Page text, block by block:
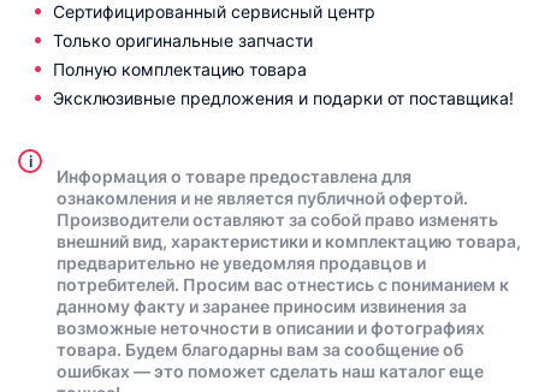
Сертифицированный сервисный центр
Только оригинальные запчасти
Полную комплектацию товара
Эксклюзивные предложения и подарки от поставщика!
i
Информация о товаре предоставлена для
ознакомления и не является публичной офертой.
Производители оставляют за собой право изменять
внешний вид, характеристики и комплектацию товара,
предварительно не уведомляя продавцов и
потребителей. Просим вас отнестись с пониманием к
данному факту и заранее приносим извинения за
возможные неточности в описании и фотографиях
товара. Будем благодарны вам за сообщение об
ошибках — это поможет сделать наш каталог еще